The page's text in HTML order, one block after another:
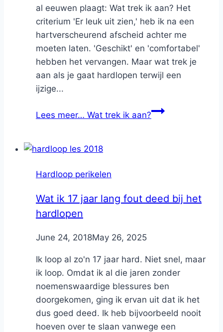
al eeuwen plaagt: Wat trek ik aan? Het
criterium 'Er leuk uit zien,' heb ik na een
hartverscheurend afscheid achter me
moeten laten. 'Geschikt' en 'comfortabel'
hebben het vervangen. Maar wat trek je
aan als je gaat hardlopen terwijl een
ijzige...
Lees meer… Wat trek ik aan?
Hardloop perikelen
Wat ik 17 jaar lang fout deed bij het
hardlopen
ByNicole
June 24, 2018May 26, 2025
Ik loop al zo'n 17 jaar hard. Niet snel, maar
ik loop. Omdat ik al die jaren zonder
noemenswaardige blessures ben
doorgekomen, ging ik ervan uit dat ik het
dus goed deed. Ik heb bijvoorbeeld nooit
hoeven over te slaan vanwege een